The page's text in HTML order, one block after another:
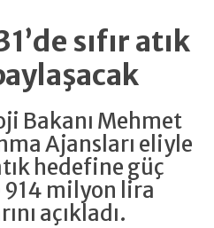
sıfır atık
Bakanı Mehmet
Ajansları eliyle
hedefine güç
914 milyon lira
açıkladı.